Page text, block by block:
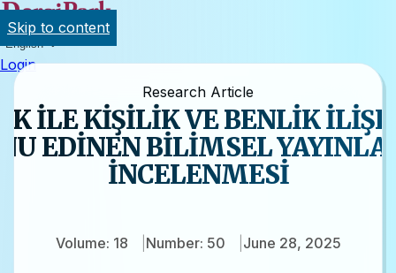
English
Login
Research Article
İLE KİŞİLİK VE BENLİK
EDİNEN BİLİMSEL
İNCELENMESİ
Volume: 18 Number: 50 June 28, 2025
Skip to content